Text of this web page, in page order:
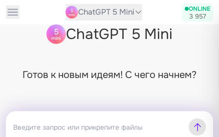
ChatGPT 5 Mini ONLINE
3 957
ChatGPT 5 Mini
Готов к новым идеям! С чего начнем?